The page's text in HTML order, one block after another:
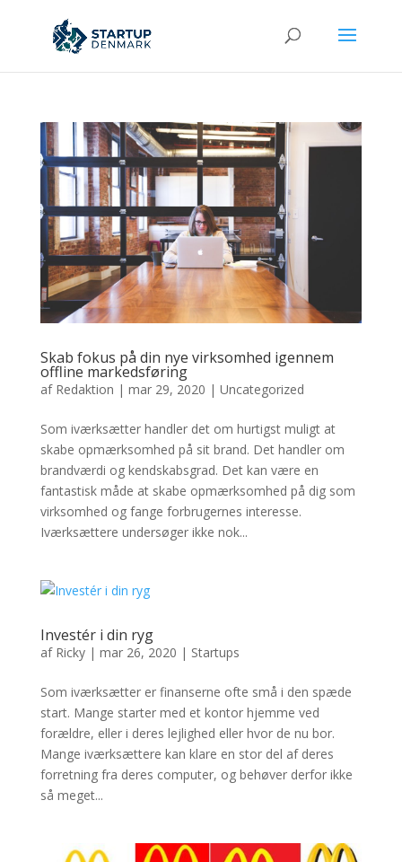
Skab fokus på din nye virksomhed igennem
offline markedsføring
af Redaktion | mar 29, 2020 | Uncategorized
Som iværksætter handler det om hurtigst muligt at
skabe opmærksomhed på sit brand. Det handler om
brandværdi og kendskabsgrad. Det kan være en
fantastisk måde at skabe opmærksomhed på dig som
virksomhed og fange forbrugernes interesse.
Iværksættere undersøger ikke nok...
Investér i din ryg
af Ricky| mar 26, 2020 | Startups
Som iværksætter er finanserne ofte små i den spæde
start. Mange starter med et kontor hjemme ved
forældre, eller i deres lejlighed eller hvor de nu bor.
Mange iværksættere kan klare en stor del af deres
forretning fra deres computer, og behøver derfor ikke
så meget...